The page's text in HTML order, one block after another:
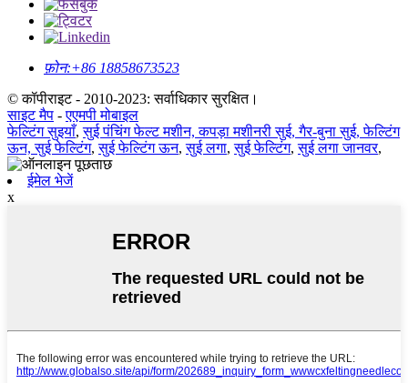
फ़ोन:+86 18858673523
© कॉपीराइट - 2010-2023: सर्वाधिकार सुरक्षित।
साइट मैप -एएमपी मोबाइल
फेल्टिंग सुइयाँ,सुई पंचिंग फेल्ट मशीन, कपड़ा मशीनरी सुई, गैर-बुना सुई, फेल्टिंग
ऊन, सुई फेल्टिंग,सुई फेल्टिंग ऊन,सुई लगा,सुई फेल्टिंग,सुई लगा जानवर,
ईमेल भेजें
x